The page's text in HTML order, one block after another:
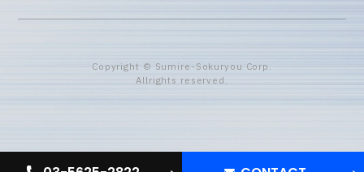
Copyright © Sumire-Sokuryou Corp.
Allrights reserved.